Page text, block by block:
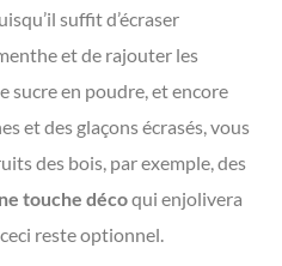
suffit d’écraser
et de rajouter les
sucre en poudre, et encore
et des glaçons écrasés, vous
des bois, par exemple, des
touche décoqui enjolivera
reste optionnel.